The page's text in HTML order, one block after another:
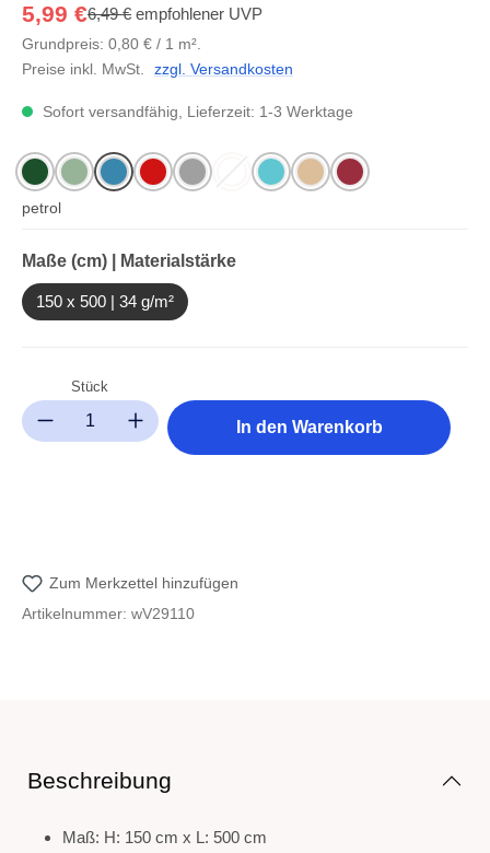
5,99 €6,49 € empfohlener UVP
Grundpreis: 0,80 € / 1 m².
Preise inkl. MwSt.
zzgl. Versandkosten
Sofort versandfähig, Lieferzeit: 1-3 Werktage
Maße (cm) | Materialstärkeauswählen
150 x 500 | 34 g/m²
grünschilfgrün
petrolrot grau weiß
(Diese Option ist zurzeit nicht
eisblaubeigewaldbeere
Produkt Anzahl: Gib den gewünschten Wert ein oder benutze die
Stück
In den Warenkorb
Zum Merkzettel hinzufügen
Artikelnummer: wV29110
Beschreibung
Maß: H: 150 cm x L: 500 cm